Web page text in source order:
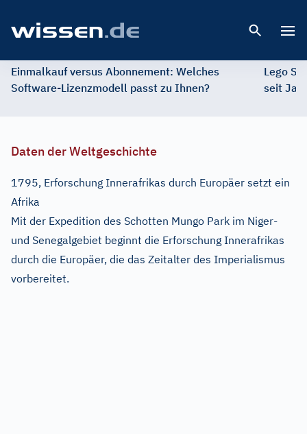
Einmalkauf versus Abonnement: Welches
Software-Lizenzmodell passt zu Ihnen?
Lego
seit
Daten der Weltgeschichte
1795, Erforschung Innerafrikas durch Europäer setzt ein
Afrika
Mit der Expedition des Schotten Mungo Park im Niger-
und Senegalgebiet beginnt die Erforschung Innerafrikas
durch die Europäer, die das Zeitalter des Imperialismus
vorbereitet.